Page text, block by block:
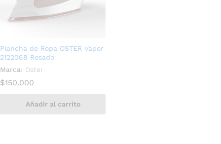
Plancha de Ropa OSTER Vapor
2122068 Rosado
Marca: Oster
$150.000
Añadir al carrito